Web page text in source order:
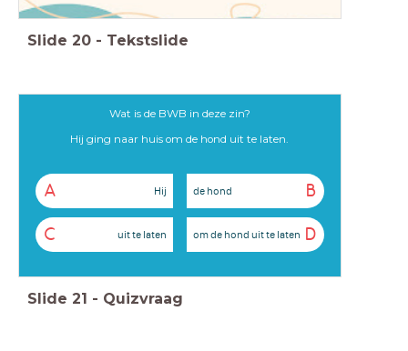
Slide 20 - Tekstslide
Wat is de BWB in deze zin?
Hij ging naar huis om de hond uit te laten.
A Hij B
de hond
C uit te laten D
om de hond uit te laten
Slide 21 - Quizvraag